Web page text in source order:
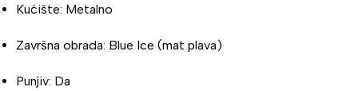
Kućište: Metalno
Završna obrada: Blue Ice (mat plava)
Punjiv: Da